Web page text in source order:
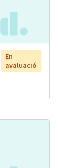
En
avaluació